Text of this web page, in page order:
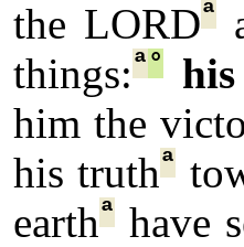
the LORDª
things:ª°
him the
his truthª
earthª have